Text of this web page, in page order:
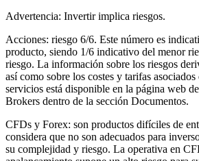
Advertencia: Invertir implica riesgos.
Acciones: riesgo 6/6. Este número es
producto, siendo 1/6 indicativo del menor
riesgo. La información sobre los riesgos
así como sobre los costes y tarifas
servicios está disponible en la página web
Brokers dentro de la sección Documentos.
CFDs y Forex: son productos difíciles de
considera que no son adecuados para
su complejidad y riesgo. La operativa en